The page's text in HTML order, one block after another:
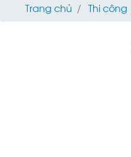
Trang chủ Thi công